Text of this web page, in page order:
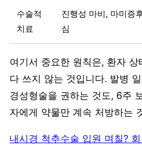
수술적
치료
진행성 마비, 마미증
심
여기서 중요한 원칙은, 환자
다 쓰지 않는 것입니다. 발병
경성형술을 권하는 것도, 6주
자에게 약물만 계속 처방하는
내시경 척추수술 입원 며칠?